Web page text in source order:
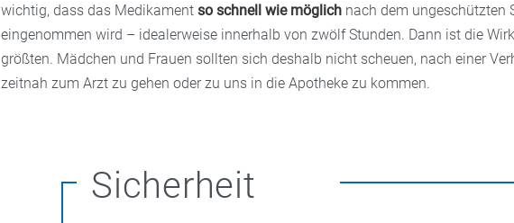
wichtig, dass das Medikament so schnell wie möglichnach dem ungeschützten
eingenommen wird – idealerweise innerhalb von zwölf Stunden. Dann ist die
größten. Mädchen und Frauen sollten sich deshalb nicht scheuen, nach einer
zeitnah zum Arzt zu gehen oder zu uns in die Apotheke zu kommen.
Sicherheit